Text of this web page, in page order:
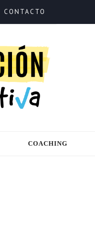
CONTACTO
COACHING